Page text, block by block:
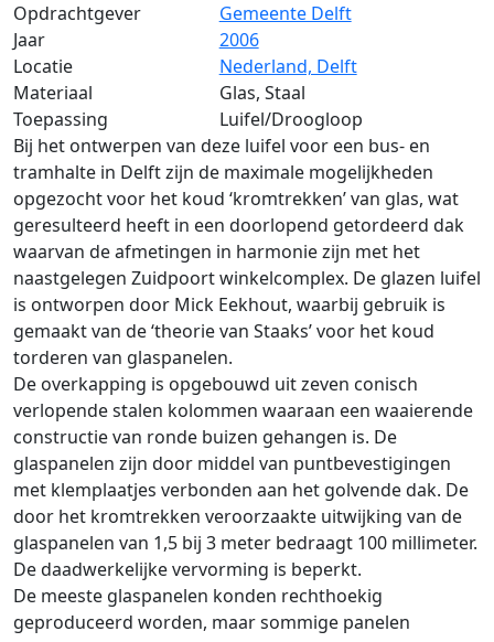
Opdrachtgever
Gemeente Delft
Jaar
2006
Locatie
Nederland, Delft
Materiaal
Glas, Staal
Toepassing
Luifel/Droogloop
Bij het ontwerpen van deze luifel voor een bus- en
tramhalte in Delft zijn de maximale mogelijkheden
opgezocht voor het koud ‘kromtrekken’ van glas, wat
geresulteerd heeft in een doorlopend getordeerd dak
waarvan de afmetingen in harmonie zijn met het
naastgelegen Zuidpoort winkelcomplex. De glazen luifel
is ontworpen door Mick Eekhout, waarbij gebruik is
gemaakt van de ‘theorie van Staaks’ voor het koud
torderen van glaspanelen.
De overkapping is opgebouwd uit zeven conisch
verlopende stalen kolommen waaraan een waaierende
constructie van ronde buizen gehangen is. De
glaspanelen zijn door middel van puntbevestigingen
met klemplaatjes verbonden aan het golvende dak. De
door het kromtrekken veroorzaakte uitwijking van de
glaspanelen van 1,5 bij 3 meter bedraagt 100 millimeter.
De daadwerkelijke vervorming is beperkt.
De meeste glaspanelen konden rechthoekig
geproduceerd worden, maar sommige panelen